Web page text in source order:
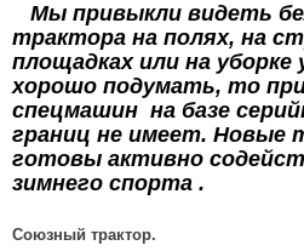
Мы привыкли видеть
трактора на полях, на
площадках или на уборке
хорошо подумать, то
спецмашин на базе
границ не имеет. Новые
готовы активно
зимнего спорта .
Союзный трактор.